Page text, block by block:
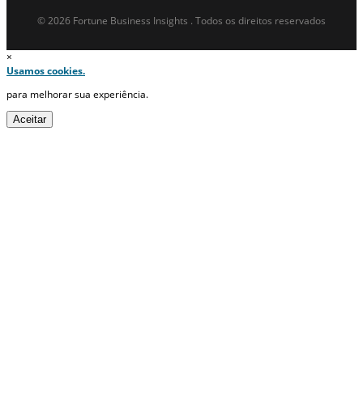
© 2026 Fortune Business Insights . Todos os direitos reservados
×
Usamos cookies.
para melhorar sua experiência.
Aceitar